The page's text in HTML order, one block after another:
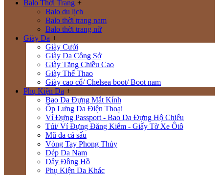
Balo Thời Trang +
Balo du lịch
Balo thời trang nam
Balo thời trang nữ
Giày Da +
Giày Cưới
Giày Da Công Sở
Giày Tăng Chiều Cao
Giày Thể Thao
Giày cao cổ/ Chelsea boot/ Boot nam
Phụ Kiện Da +
Bao Da Đựng Mắt Kính
Ốp Lưng Da Điện Thoại
Ví Đựng Passport - Bao Da Đựng Hộ Chiếu
Túi/ Ví Đựng Đăng Kiểm - Giấy Tờ Xe Ôtô
Mũ da cá sấu
Vòng Tay Phong Thủy
Dép Da Nam
Dây Đồng Hồ
Phụ Kiện Da Khác